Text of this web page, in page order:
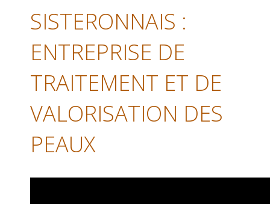
SISTERONNAIS :
ENTREPRISE DE
TRAITEMENT ET DE
VALORISATION DES
PEAUX